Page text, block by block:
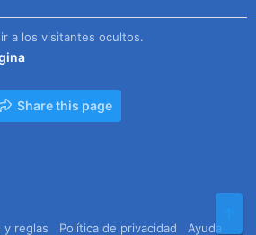
a los visitantes ocultos.
Share this page
y reglas Política de privacidad Ayuda